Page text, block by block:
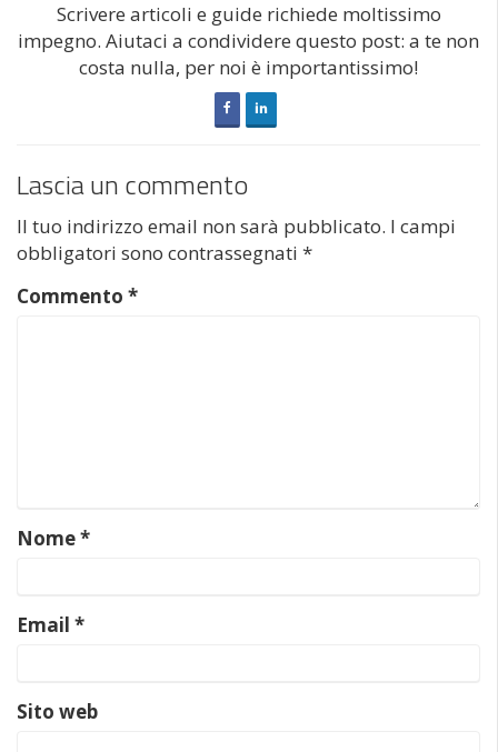
Scrivere articoli e guide richiede moltissimo
impegno. Aiutaci a condividere questo post: a te non
costa nulla, per noi è importantissimo!
Lascia un commento
Il tuo indirizzo email non sarà pubblicato. I campi
obbligatori sono contrassegnati *
Commento *
Nome*
Email *
Sito web